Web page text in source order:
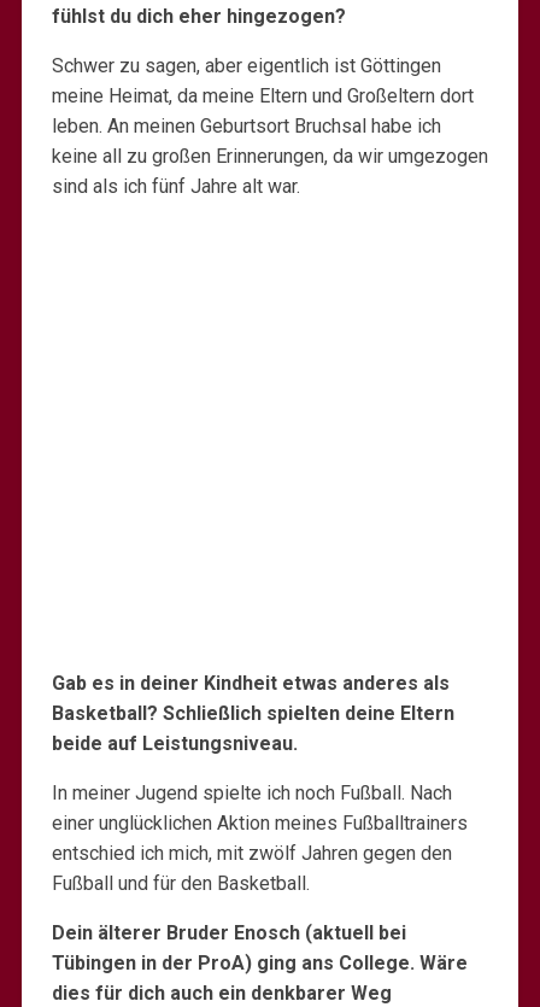
fühlst du dich eher hingezogen?
Schwer zu sagen, aber eigentlich ist Göttingen
meine Heimat, da meine Eltern und Großeltern dort
leben. An meinen Geburtsort Bruchsal habe ich
keine all zu großen Erinnerungen, da wir umgezogen
sind als ich fünf Jahre alt war.
Gab es in deiner Kindheit etwas anderes als
Basketball? Schließlich spielten deine Eltern
beide auf Leistungsniveau.
In meiner Jugend spielte ich noch Fußball. Nach
einer unglücklichen Aktion meines Fußballtrainers
entschied ich mich, mit zwölf Jahren gegen den
Fußball und für den Basketball.
Dein älterer Bruder Enosch (aktuell bei
Tübingen in der ProA) ging ans College. Wäre
dies für dich auch ein denkbarer Weg